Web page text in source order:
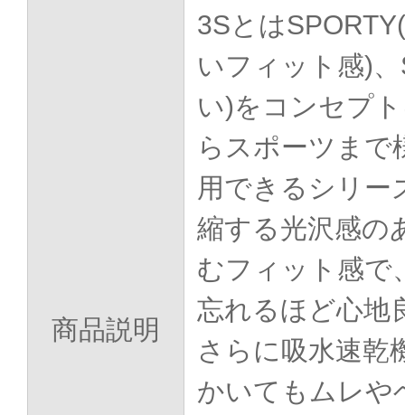
商品説明
3Sとは
いフィット感)
い)をコンセプ
らスポーツまで
用できるシリー
縮する光沢感の
むフィット感で
忘れるほど心地
さらに吸水速乾
かいてもムレや